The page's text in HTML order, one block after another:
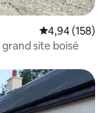
Évaluation
4,94 (158)
site boisé